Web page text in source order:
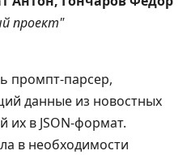
проект"
промпт-парсер,
данные из новостных
их в JSON-формат.
в необходимости